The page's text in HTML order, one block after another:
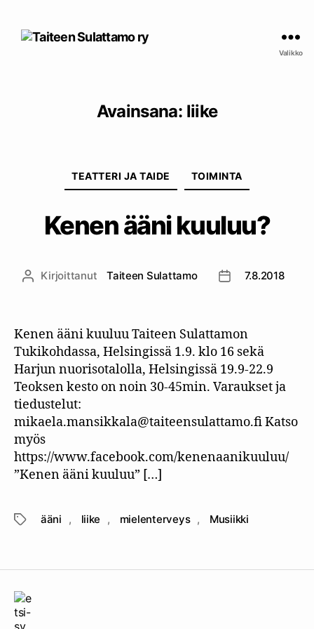
Valikko
Avainsana: liike
TEATTERI JA TAIDE TOIMINTA
Kenen ääni kuuluu?
Kirjoittaja
Kirjoittanut Taiteen Sulattamo 7.8.2018
Kenen ääni kuuluu Taiteen Sulattamon
Tukikohdassa, Helsingissä 1.9. klo 16 sekä
Harjun nuorisotalolla, Helsingissä 19.9-22.9
Teoksen kesto on noin 30-45min. Varaukset ja
tiedustelut:
mikaela.mansikkala@taiteensulattamo.fi Katso
myös
https://www.facebook.com/kenenaanikuuluu/
”Kenen ääni kuuluu” […]
Avainsanat
ääni , liike , mielenterveys , Musiikki